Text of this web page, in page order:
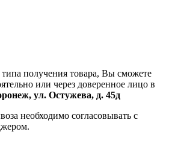
получения товара, Вы сможете
или через доверенное лицо в
ул. Остужева, д. 45д
необходимо согласовывать с